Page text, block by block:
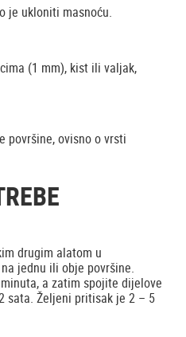
je ukloniti masnoću.
(1 mm), kist ili valjak,
površine, ovisno o vrsti
drugim alatom u
jednu ili obje površine.
a zatim spojite dijelove
sata. Željeni pritisak je 2 – 5